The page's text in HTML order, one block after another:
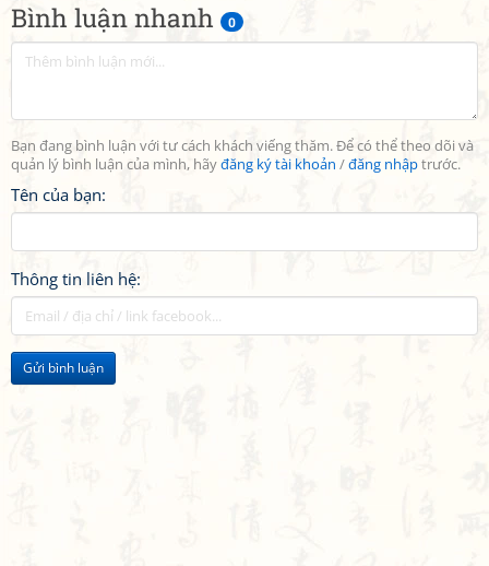
Bình luận nhanh 0
Bạn đang bình luận với tư cách khách viếng thăm. Để có thể theo dõi và
quản lý bình luận của mình, hãyđăng ký tài khoản /đăng nhậptrước.
Tên của bạn:
Thông tin liên hệ:
Gửi bình luận